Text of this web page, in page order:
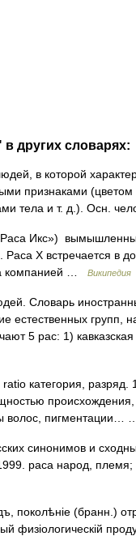
других словарях:
в которой
признаками
тела и т. д.). Осн.
Икс»)
Х встречается в
компанией …
Википедия
Словарь
естественных групп,
5 рас: 1)
категория, разряд.
волос, пигментации…
синонимов и
раса народ,
поколѣніе (бранн.)
физіологическій